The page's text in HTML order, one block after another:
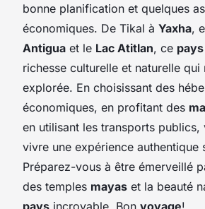
bonne planification et quelques
économiques. De Tikal à Yaxha,
Antigua et le Lac Atitlan, ce pays
richesse culturelle et naturelle qui
explorée. En choisissant des
économiques, en profitant des
en utilisant les transports publics,
vivre une expérience authentique
Préparez-vous à être émerveillé
des temples mayas et la beauté
pays incroyable. Bon voyage!